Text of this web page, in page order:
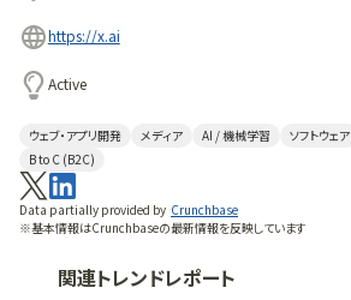
https://x.ai
Active
ウェブ・アプリ開発 メディア AI / 機械学習 ソフトウェア
B to C (B2C)
Data partially provided by Crunchbase
※基本情報はCrunchbaseの最新情報を反映しています
関連トレンドレポート